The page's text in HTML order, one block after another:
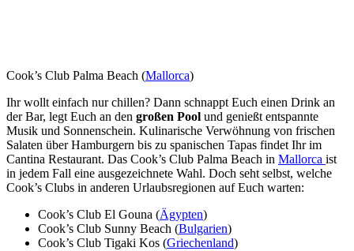
Cook’s Club Palma Beach (Mallorca)
Ihr wollt einfach nur chillen? Dann schnappt Euch einen Drink an
der Bar, legt Euch an den großen Pool und genießt entspannte
Musik und Sonnenschein. Kulinarische Verwöhnung von frischen
Salaten über Hamburgern bis zu spanischen Tapas findet Ihr im
Cantina Restaurant. Das Cook’s Club Palma Beach in Mallorca ist
in jedem Fall eine ausgezeichnete Wahl. Doch seht selbst, welche
Cook’s Clubs in anderen Urlaubsregionen auf Euch warten:
Cook’s Club El Gouna (Ägypten)
Cook’s Club Sunny Beach (Bulgarien)
Cook’s Club Tigaki Kos (Griechenland)